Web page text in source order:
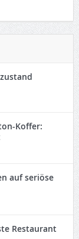
Koffer:
auf seriöse
Restaurant